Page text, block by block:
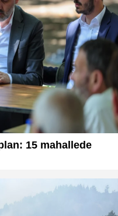
15 mahallede